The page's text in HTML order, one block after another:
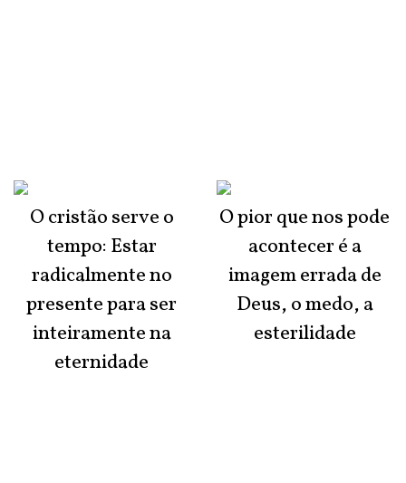
O cristão serve o
tempo: Estar
radicalmente no
presente para ser
inteiramente na
eternidade
O pior que nos pode
acontecer é a
imagem errada de
Deus, o medo, a
esterilidade